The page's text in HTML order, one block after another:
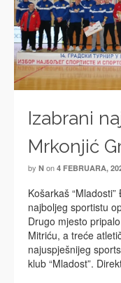
Izabrani
Mrkonjić
by N on 4 FEBRUARA,
Košarkaš
najboljeg sportistu
Drugo mjesto
Mitriću, a treće
najuspješnijeg
klub “Mladost”.